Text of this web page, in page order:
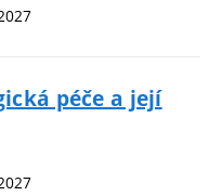
péče a její